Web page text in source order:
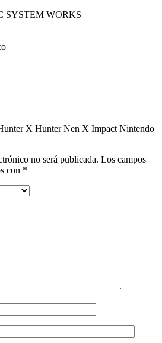
SYSTEM WORKS
X Hunter Nen X Impact Nintendo
no será publicada. Los campos
con *